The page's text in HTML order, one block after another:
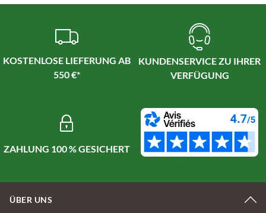
KOSTENLOSE LIEFERUNG AB
550 €*
KUNDENSERVICE ZU IHRER
VERFÜGUNG
ZAHLUNG 100 % GESICHERT
ÜBER UNS